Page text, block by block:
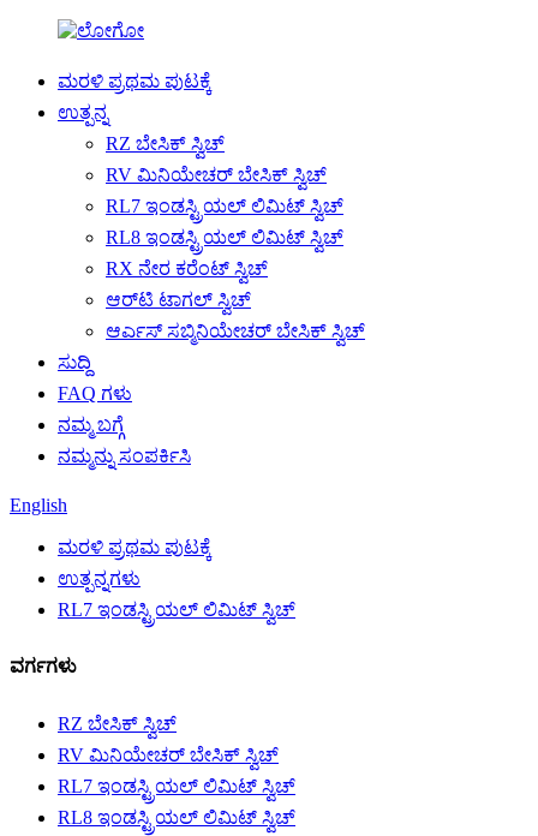
ಮರಳಿ ಪ್ರಥಮ ಪುಟಕ್ಕೆ
ಉತ್ಪನ್ನ
RZ ಬೇಸಿಕ್ ಸ್ವಿಚ್
RV ಮಿನಿಯೇಚರ್ ಬೇಸಿಕ್ ಸ್ವಿಚ್
RL7 ಇಂಡಸ್ಟ್ರಿಯಲ್ ಲಿಮಿಟ್ ಸ್ವಿಚ್
RL8 ಇಂಡಸ್ಟ್ರಿಯಲ್ ಲಿಮಿಟ್ ಸ್ವಿಚ್
RX ನೇರ ಕರೆಂಟ್ ಸ್ವಿಚ್
ಆರ್‌ಟಿ ಟಾಗಲ್ ಸ್ವಿಚ್
ಆರ್ಎಸ್ ಸಬ್ಮಿನಿಯೇಚರ್ ಬೇಸಿಕ್ ಸ್ವಿಚ್
ಸುದ್ದಿ
FAQ ಗಳು
ನಮ್ಮ ಬಗ್ಗೆ
ನಮ್ಮನ್ನು ಸಂಪರ್ಕಿಸಿ
English
ಮರಳಿ ಪ್ರಥಮ ಪುಟಕ್ಕೆ
ಉತ್ಪನ್ನಗಳು
RL7 ಇಂಡಸ್ಟ್ರಿಯಲ್ ಲಿಮಿಟ್ ಸ್ವಿಚ್
ವರ್ಗಗಳು
RZ ಬೇಸಿಕ್ ಸ್ವಿಚ್
RV ಮಿನಿಯೇಚರ್ ಬೇಸಿಕ್ ಸ್ವಿಚ್
RL7 ಇಂಡಸ್ಟ್ರಿಯಲ್ ಲಿಮಿಟ್ ಸ್ವಿಚ್
RL8 ಇಂಡಸ್ಟ್ರಿಯಲ್ ಲಿಮಿಟ್ ಸ್ವಿಚ್